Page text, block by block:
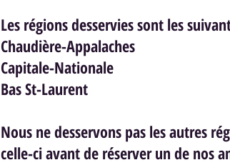
Les régions desservies sont les
Chaudière-Appalaches
Capitale-Nationale
Bas St-Laurent
Nous ne desservons pas les autres
celle-ci avant de réserver un de nos